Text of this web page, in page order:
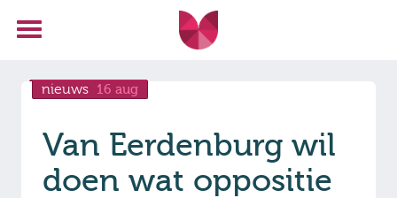
nieuws 16 aug
Van Eerdenburg wil
doen wat oppositie